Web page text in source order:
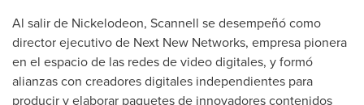
Al salir de Nickelodeon, Scannell se desempeñó como
director ejecutivo de Next New Networks, empresa pionera
en el espacio de las redes de video digitales, y formó
alianzas con creadores digitales independientes para
producir y elaborar paquetes de innovadores contenidos